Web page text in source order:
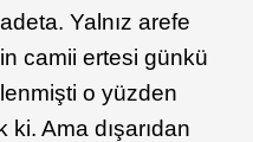
Yalnız arefe
camii ertesi günkü
o yüzden
Ama dışarıdan